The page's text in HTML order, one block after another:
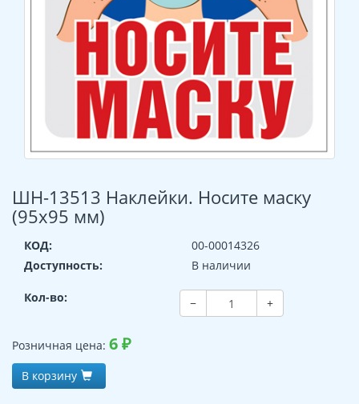
ШН-13513 Наклейки. Носите маску
(95х95 мм)
КОД:
00-00014326
Доступность:
В наличии
Кол-во: − +
Розничная цена: 6₽
В корзину